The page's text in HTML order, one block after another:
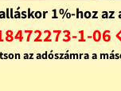
1%-hoz az
1-06
az adószámra a